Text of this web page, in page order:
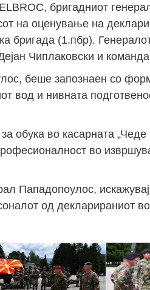
бригадниот
на оценување на
бригада (1.пбр).
Чиплаковски и
беше запознаен со
вод и нивната
обука во касарната
во
Пападопоулос,
од декларираниот